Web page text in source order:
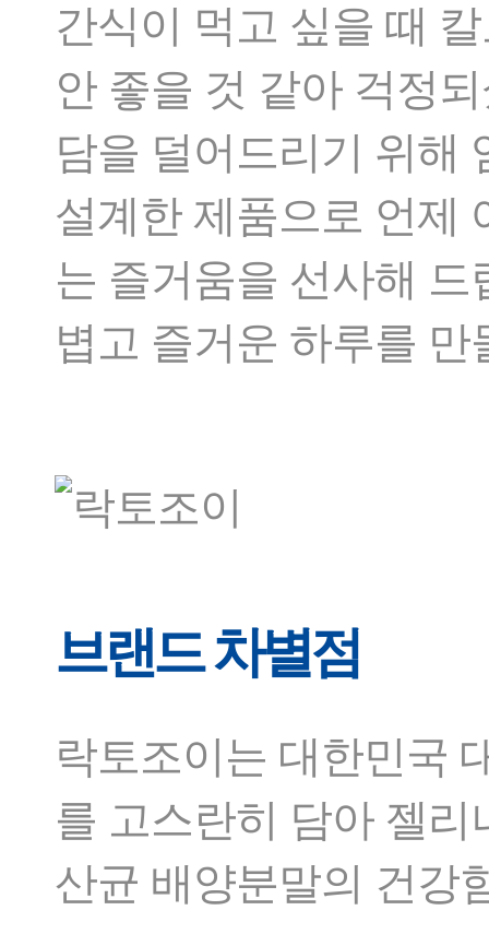
간식이 먹고 싶을 때
안 좋을 것 같아 걱정
담을 덜어드리기 위해
설계한 제품으로 언제
는 즐거움을 선사해
볍고 즐거운 하루를 만
브랜드 차별점
락토조이는 대한민국
를 고스란히 담아 젤
산균 배양분말의 건강